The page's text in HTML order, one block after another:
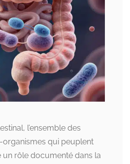
l’ensemble des
qui peuplent
un rôle documenté dans la